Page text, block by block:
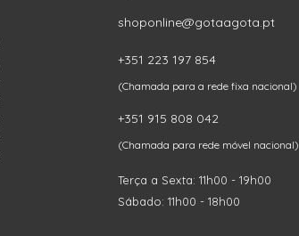
shoponline@gotaagota.pt
+351 223 197 854
(Chamada para a rede fixa nacional)
+351 915 808 042
(Chamada para rede móvel nacional)
Terça a Sexta: 11h00 - 19h00
Sábado: 11h00 - 18h00